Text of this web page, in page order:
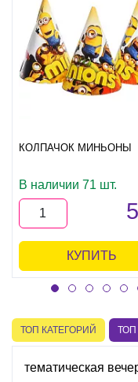
КОЛПАЧОК МИНЬОНЫ
В наличии 71 шт.
5
КУПИТЬ
ТОП КАТЕГОРИЙ
тематическая